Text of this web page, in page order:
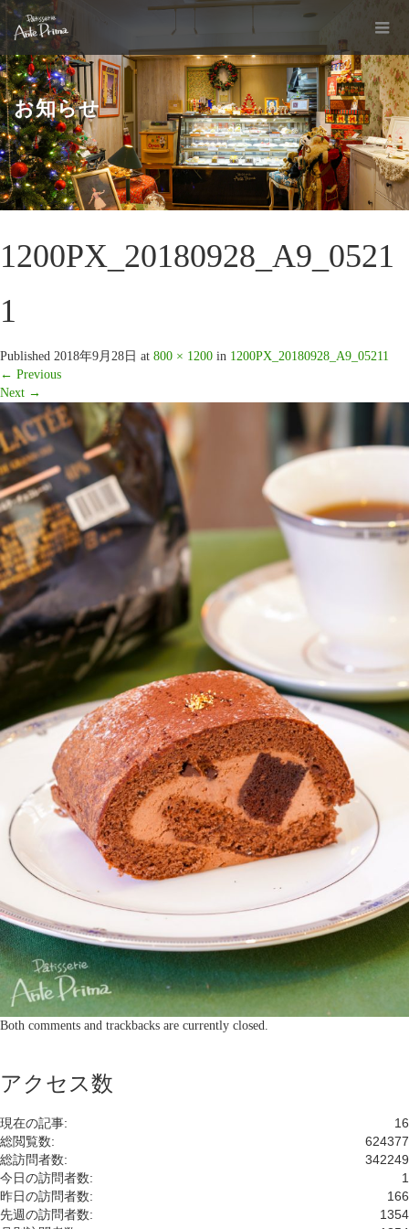
お知らせ
1200PX_20180928_A9_0521
1
Published 2018年9月28日 at 800 × 1200 in 1200PX_20180928_A9_05211
← Previous
Next →
Both comments and trackbacks are currently closed.
アクセス数
16
現在の記事:
624377
総閲覧数:
342249
総訪問者数:
1
今日の訪問者数:
166
昨日の訪問者数:
1354
先週の訪問者数: